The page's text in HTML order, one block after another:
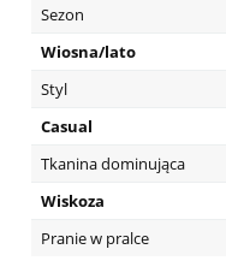
Sezon
Wiosna/lato
Styl
Casual
Tkanina dominująca
Wiskoza
Pranie w pralce